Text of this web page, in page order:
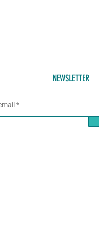
NEWSLETTER